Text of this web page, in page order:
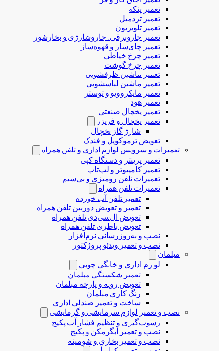
تعمیر پنکه
تعمیر تردمیل
تعمیر تلویزیون
تعمیر جاروبرقی، جاروشارژی و بخارشور
تعمیر چای‌ساز و قهوه‌ساز
تعمیر چرخ خیاطی
تعمیر چرخ گوشت
تعمیر ماشین ظرفشویی
تعمیر ماشین لباسشویی
تعمیر مایکروویو و توستر
تعمیر هود
تعمیر یخچال صنعتی
تعمیر یخچال و فریزر
شارژ گاز یخچال
تعویض ترموکوپل و فندک
تعمیرات و سرویس لوازم اداری و تلفن همراه
تعمیر پرینتر و دستگاه کپی
تعمیر کامپیوتر و لپ‌تاپ
تعمیرات تلفن رومیزی و بی‌سیم
تعمیرات تلفن همراه
تعمیر تلفن آب خورده
تعمیر و تعویض دوربین تلفن همراه
تعویض ال‌سی‌دی تلفن همراه
تعویض باطری تلفن همراه
نصب و به‌روزرسانی نرم‌افزار
نصب و تعمیر ویدئو پروژکتور
مبلمان
لوازم اداری و خانگی چوبی
تعمیر شکستگی مبلمان
تعویض رویه و پارچه مبلمان
رنگ کاری مبلمان
ساخت و تعمیر صندلی اداری
نصب و تعمیر لوازم سرمایشی و گرمایشی
رسوب‌گیری و تنظیم فشار آب پکیج
نصب و تعمیر آبگرمکن و پکیج
نصب و تعمیر بخاری و شومینه